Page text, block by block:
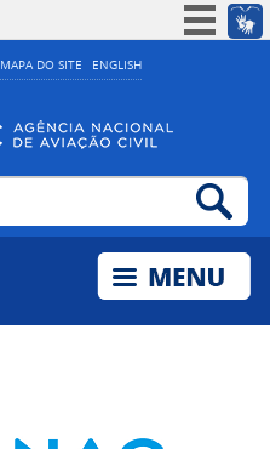
MAPA DO SITE ENGLISH
Simplifique!
Acesso à informação
Legislação